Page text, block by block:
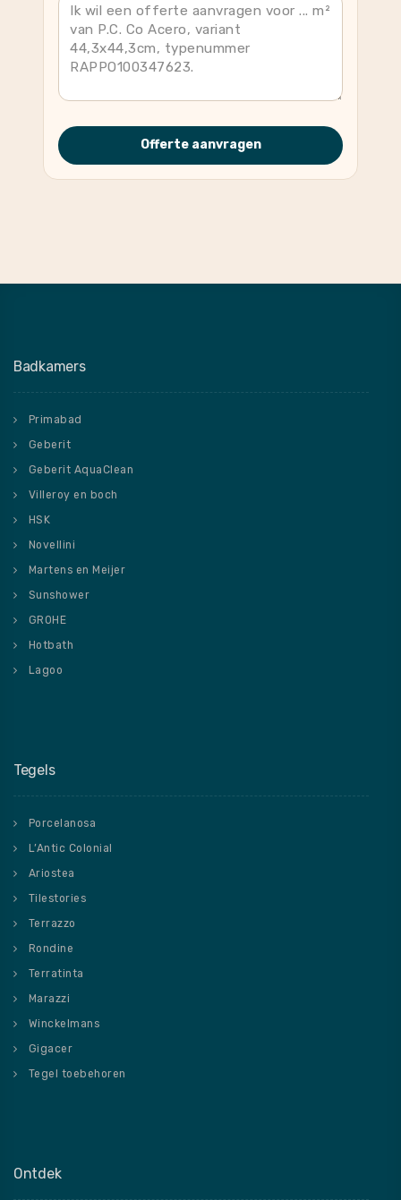
Offerte aanvragen
Badkamers
Primabad
Geberit
Geberit AquaClean
Villeroy en boch
HSK
Novellini
Martens en Meijer
Sunshower
GROHE
Hotbath
Lagoo
Tegels
Porcelanosa
L’Antic Colonial
Ariostea
Tilestories
Terrazzo
Rondine
Terratinta
Marazzi
Winckelmans
Gigacer
Tegel toebehoren
Ontdek